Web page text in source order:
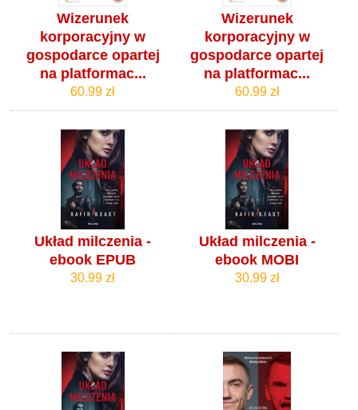
Wizerunek
korporacyjny w
gospodarce opartej
na platformac...
60.99 zł
Wizerunek
korporacyjny w
gospodarce opartej
na platformac...
60.99 zł
Układ milczenia -
ebook EPUB
30.99 zł
Układ milczenia -
ebook MOBI
30.99 zł